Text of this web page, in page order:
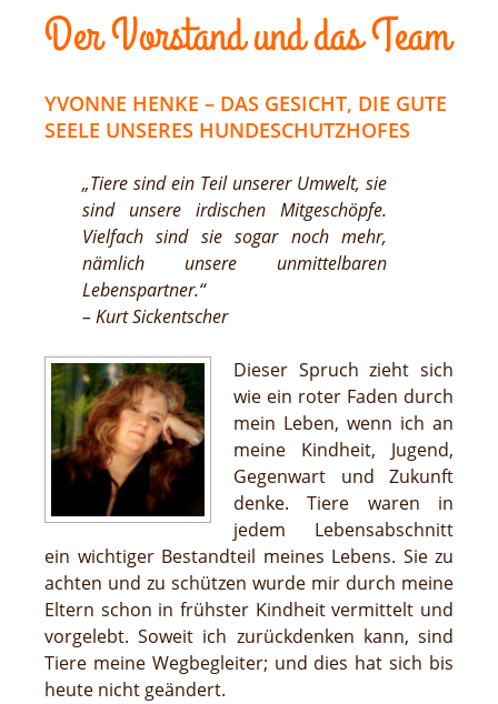
Der Vorstand und das Team
YVONNE HENKE – DAS GESICHT, DIE GUTE
SEELE UNSERES HUNDESCHUTZHOFES
„Tiere sind ein Teil unserer Umwelt, sie
sind unsere irdischen Mitgeschöpfe.
Vielfach sind sie sogar noch mehr,
nämlich unsere unmittelbaren
Lebenspartner.“
– Kurt Sickentscher
Dieser Spruch zieht sich
wie ein roter Faden durch
mein Leben, wenn ich an
meine Kindheit, Jugend,
Gegenwart und Zukunft
denke. Tiere waren in
jedem Lebensabschnitt
ein wichtiger Bestandteil meines Lebens. Sie zu
achten und zu schützen wurde mir durch meine
Eltern schon in frühster Kindheit vermittelt und
vorgelebt. Soweit ich zurückdenken kann, sind
Tiere meine Wegbegleiter; und dies hat sich bis
heute nicht geändert.